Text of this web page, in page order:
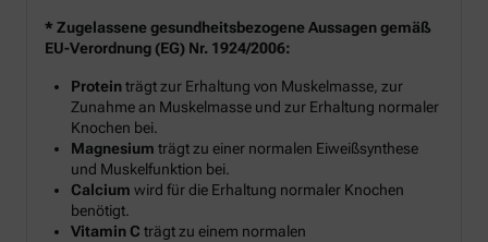
* Zugelassene gesundheitsbezogene Aussagen gemäß
EU-Verordnung (EG) Nr. 1924/2006:
Proteinträgt zur Erhaltung von Muskelmasse, zur
Zunahme an Muskelmasse und zur Erhaltung normaler
Knochen bei.
Magnesium trägt zu einer normalen Eiweißsynthese
und Muskelfunktion bei.
Calcium wird für die Erhaltung normaler Knochen
benötigt.
Vitamin C trägt zu einem normalen